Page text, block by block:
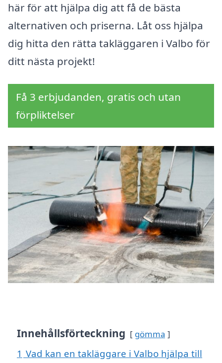
här för att hjälpa dig att få de bästa
alternativen och priserna. Låt oss hjälpa
dig hitta den rätta takläggaren i Valbo för
ditt nästa projekt!
Få 3 erbjudanden, gratis och utan
förpliktelser
Innehållsförteckning gömma
1 Vad kan en takläggare i Valbo hjälpa till